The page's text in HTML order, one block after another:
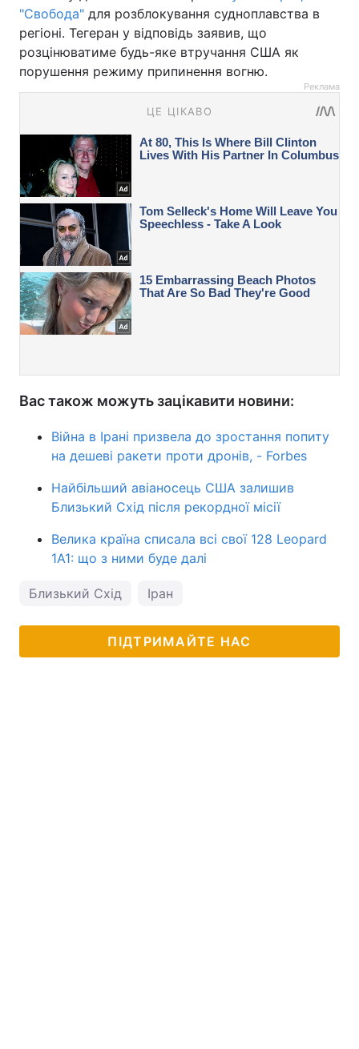
"Свобода" для розблокування судноплавства в
регіоні. Тегеран у відповідь заявив, що
розцінюватиме будь-яке втручання США як
порушення режиму припинення вогню.
Реклама
Вас також можуть зацікавити новини:
Війна в Ірані призвела до зростання попиту
на дешеві ракети проти дронів, - Forbes
Найбільший авіаносець США залишив
Близький Схід після рекордної місії
Велика країна списала всі свої 128 Leopard
1A1: що з ними буде далі
Близький Схід Іран
ПІДТРИМАЙТЕ НАС